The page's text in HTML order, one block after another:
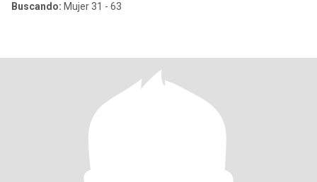
Buscando: Mujer 31 - 63